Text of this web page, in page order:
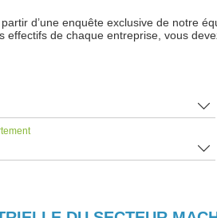
d’une enquête exclusive de notre
de chaque entreprise, vous